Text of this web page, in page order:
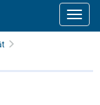
Toggle